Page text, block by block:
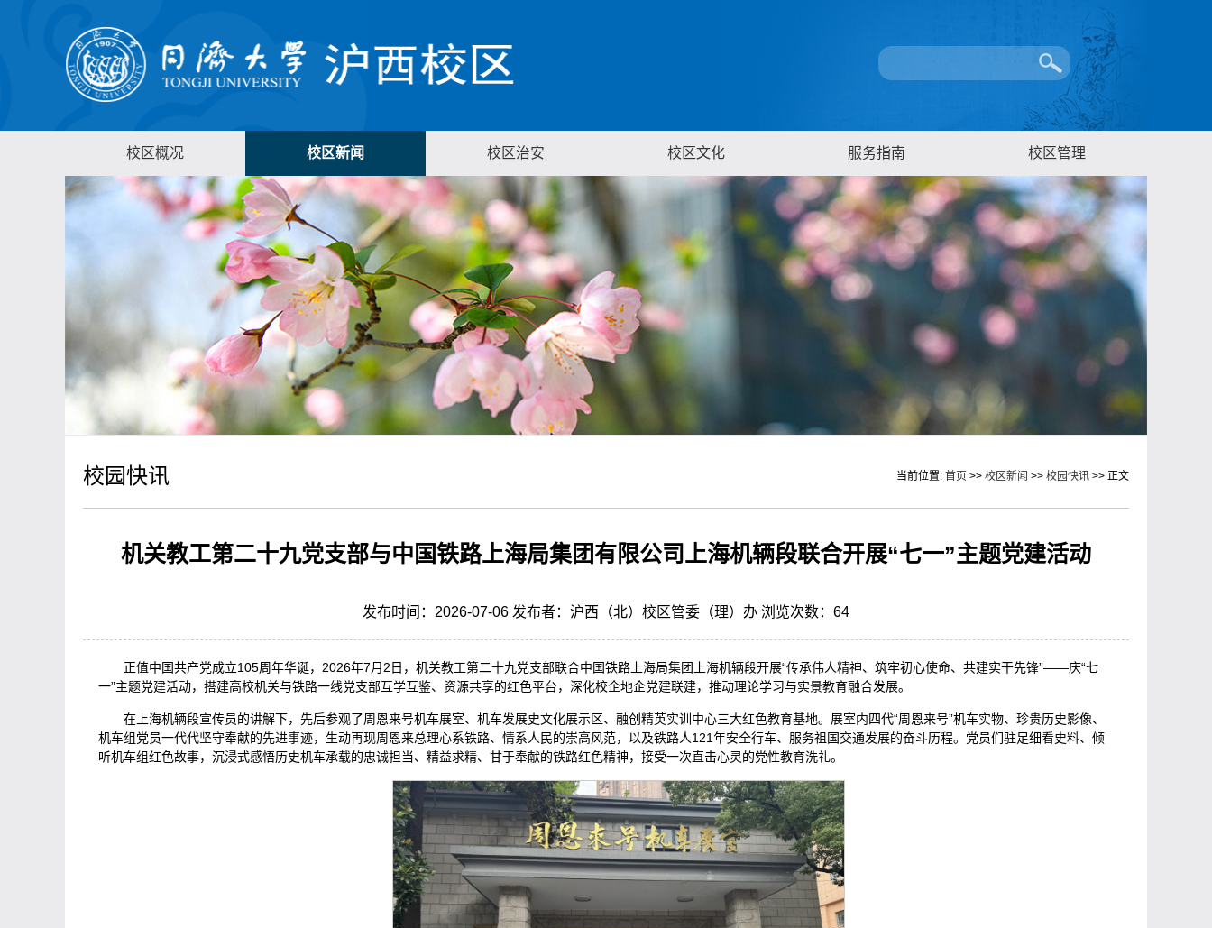
校区概况 校区新闻 校区治安 校区文化 服务指南 校区管理
校园快讯 当前位置: 首页 >> 校区新闻 >> 校园快讯 >> 正文
机关教工第二十九党支部与中国铁路上海局集团有限公司上海机辆段联合开展“七一”主题党建活动
发布时间：2026-07-06 发布者：沪西（北）校区管委（理）办 浏览次数： 64
正值中国共产党成立105周年华诞，2026年7月2日，机关教工第二十九党支部联合中国铁路上海局集团上海机辆段开展“传承伟人精神、筑牢初心使命、共建实干先锋”——庆“七
一”主题党建活动，搭建高校机关与铁路一线党支部互学互鉴、资源共享的红色平台，深化校企地企党建联建，推动理论学习与实景教育融合发展。
在上海机辆段宣传员的讲解下，先后参观了周恩来号机车展室、机车发展史文化展示区、融创精英实训中心三大红色教育基地。展室内四代“周恩来号”机车实物、珍贵历史影像、
机车组党员一代代坚守奉献的先进事迹，生动再现周恩来总理心系铁路、情系人民的崇高风范，以及铁路人121年安全行车、服务祖国交通发展的奋斗历程。党员们驻足细看史料、倾
听机车组红色故事，沉浸式感悟历史机车承载的忠诚担当、精益求精、甘于奉献的铁路红色精神，接受一次直击心灵的党性教育洗礼。